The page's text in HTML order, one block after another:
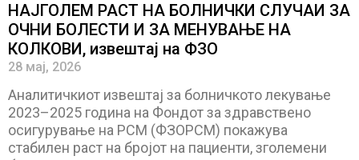
НАЈГОЛЕМ РАСТ НА БОЛНИЧКИ СЛУЧАИ ЗА
ОЧНИ БОЛЕСТИ И ЗА МЕНУВАЊЕ НА
КОЛКОВИ, извештај на ФЗО
28 мај, 2026
Аналитичкиот извештај за болничкото лекување
2023–2025 година на Фондот за здравствено
осигурување на РСМ (ФЗОРСМ) покажува
стабилен раст на бројот на пациенти, зголемени